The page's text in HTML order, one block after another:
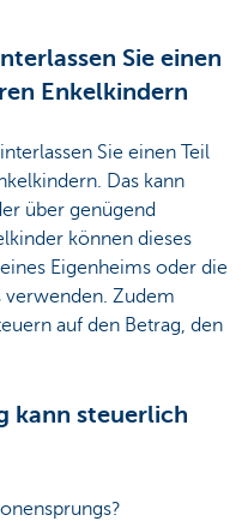
Sie einen
Enkelkindern
Sie einen Teil
Das kann
über genügend
können dieses
Eigenheims oder die
verwenden. Zudem
auf den Betrag, den
kann steuerlich